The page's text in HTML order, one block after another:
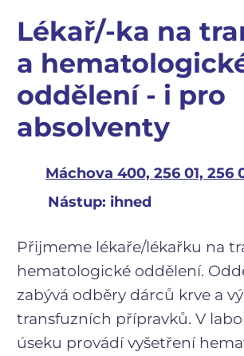
Lékař/-ka na
a
oddělení - i pro
absolventy
Máchova 400, 256 01, 256
Nástup: ihned
Přijmeme lékaře/lékařku na
hematologické oddělení.
zabývá odběry dárců krve a
transfuzních přípravků. V
úseku provádí vyšetření